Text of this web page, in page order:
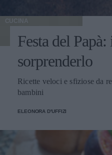
CUCINA
Festa del
sorprenderlo
Ricette veloci e sfiziose da
bambini
ELEONORA D'UFFIZI